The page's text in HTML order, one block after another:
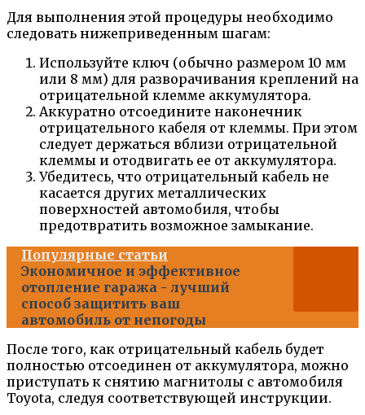
Для выполнения этой процедуры необходимо
следовать нижеприведенным шагам:
Используйте ключ (обычно размером 10 мм
или 8 мм) для разворачивания креплений на
отрицательной клемме аккумулятора.
Аккуратно отсоедините наконечник
отрицательного кабеля от клеммы. При этом
следует держаться вблизи отрицательной
клеммы и отодвигать ее от аккумулятора.
Убедитесь, что отрицательный кабель не
касается других металлических
поверхностей автомобиля, чтобы
предотвратить возможное замыкание.
Популярные статьи
Экономичное и эффективное
отопление гаража - лучший
способ защитить ваш
автомобиль от непогоды
После того, как отрицательный кабель будет
полностью отсоединен от аккумулятора, можно
приступать к снятию магнитолы с автомобиля
Toyota, следуя соответствующей инструкции.